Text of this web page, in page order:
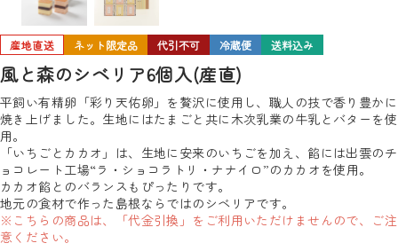
産地直送 ネット限定品 代引不可 冷蔵便 送料込み
風と森のシベリア6個入(産直)
平飼い有精卵「彩り天佑卵」を贅沢に使用し、職人の技で香り豊かに
焼き上げました。生地にはたまごと共に木次乳業の牛乳とバターを使
用。
「いちごとカカオ」は、生地に安来のいちごを加え、餡には出雲のチ
ョコレート工場“ラ・ショコラトリ・ナナイロ”のカカオを使用。
カカオ餡とのバランスもぴったりです。
地元の食材で作った島根ならではのシベリアです。
※こちらの商品は、「代金引換」をご利用いただけませんので、ご注
意ください。